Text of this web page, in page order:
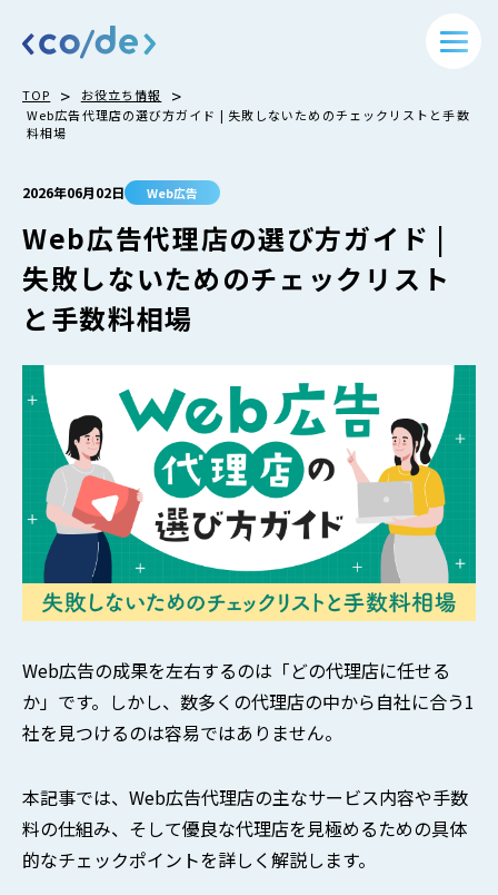
TOP > お役立ち情報 >
Web広告代理店の選び方ガイド | 失敗しないためのチェックリストと手数
料相場
2026年06月02日 Web広告
Web広告代理店の選び方ガイド |
失敗しないためのチェックリスト
と手数料相場
Web広告の成果を左右するのは「どの代理店に任せる
か」です。しかし、数多くの代理店の中から自社に合う1
社を見つけるのは容易ではありません。
本記事では、Web広告代理店の主なサービス内容や手数
料の仕組み、そして優良な代理店を見極めるための具体
的なチェックポイントを詳しく解説します。